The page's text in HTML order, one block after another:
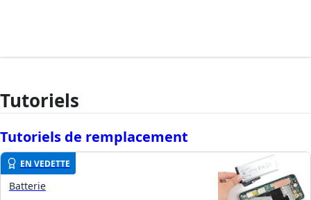
Tutoriels
Tutoriels de remplacement
EN VEDETTE
Batterie